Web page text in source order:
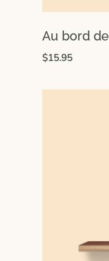
Au bord
$15.95